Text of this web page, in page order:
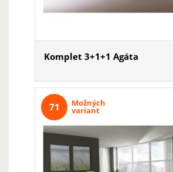
Komplet 3+1+1 Agáta
Možných
variant
71